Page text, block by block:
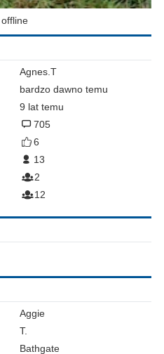
offline
Agnes.T
bardzo dawno temu
9 lat temu
705
6
13
2
12
Aggie
T.
Bathgate